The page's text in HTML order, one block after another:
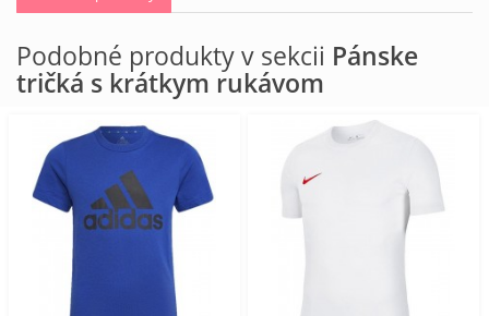
Podobné produkty v sekcii Pánske
tričká s krátkym rukávom